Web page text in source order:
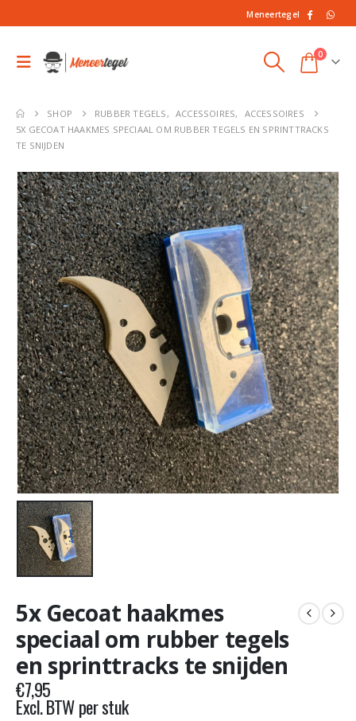
Meneertegel
0
SHOP RUBBER TEGELS, ACCESSOIRES,
ACCESSOIRES
5X GECOAT HAAKMES SPECIAAL OM RUBBER TEGELS EN SPRINTTRACKS
TE SNIJDEN
5x Gecoat haakmes
speciaal om rubber tegels
en sprinttracks te snijden
€7,95
Excl. BTW per stuk